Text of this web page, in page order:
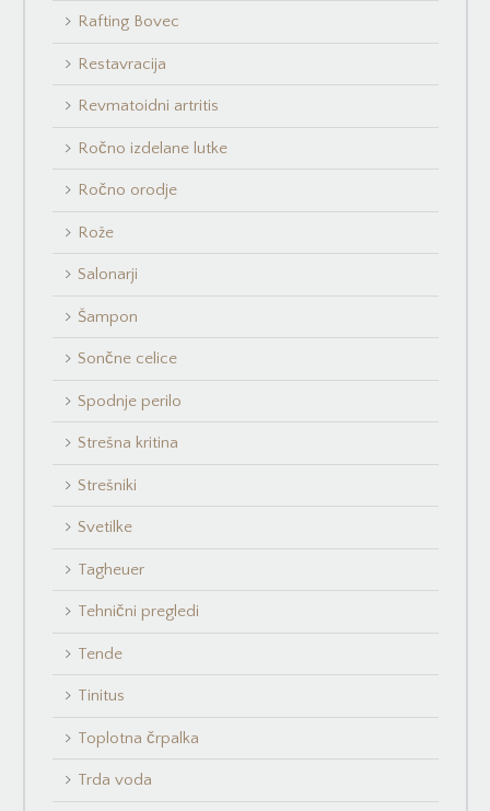
Rafting Bovec
Restavracija
Revmatoidni artritis
Ročno izdelane lutke
Ročno orodje
Rože
Salonarji
Šampon
Sončne celice
Spodnje perilo
Strešna kritina
Strešniki
Svetilke
Tagheuer
Tehnični pregledi
Tende
Tinitus
Toplotna črpalka
Trda voda